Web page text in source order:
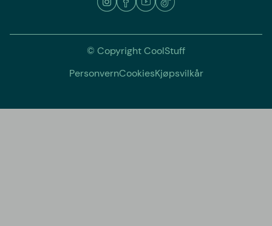
© Copyright CoolStuff
PersonvernCookiesKjøpsvilkår